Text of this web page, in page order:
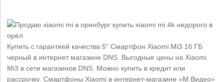
Купить с гарантией качества 5" Смартфон Xiaomi Mi3 16 ГБ
черный в интернет магазине DNS. Выгодные цены на Xiaomi
Mi3 в сети магазинов DNS. Можно купить в кредит или
рассрочку. Смартфоны Xiaomi в интернет-магазине «М.Видео»